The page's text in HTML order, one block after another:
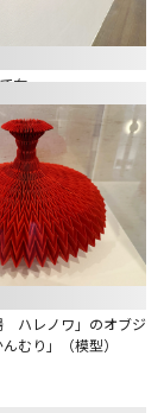
布」
ハレノワ」のオブジ
むり」（模型）